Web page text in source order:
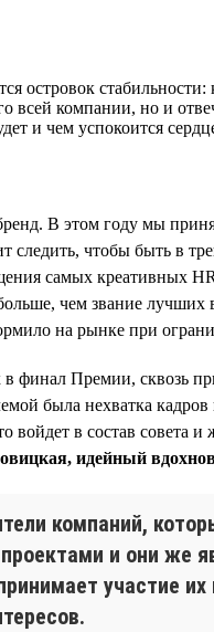
островок
всей компании, но и
и чем успокоится
В этом году мы
чтобы быть в
самых креативных
чем звание
на рынке при
финал Премии, сквозь
была нехватка
в состав
идейный
компаний,
и они же
участие